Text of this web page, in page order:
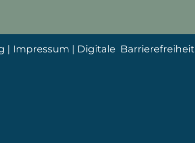
| Impressum | Digitale Barrierefreiheit